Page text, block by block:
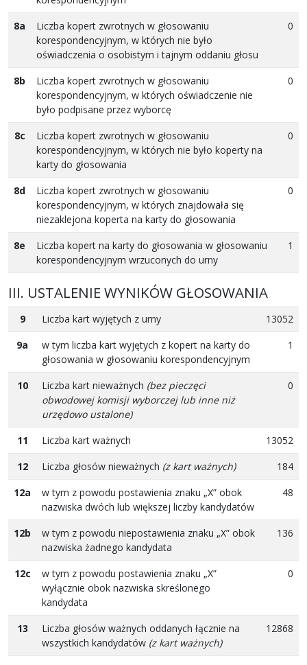
8a
Liczba kopert zwrotnych w głosowaniu
korespondencyjnym, w których nie było
oświadczenia o osobistym i tajnym oddaniu głosu
0
8b
Liczba kopert zwrotnych w głosowaniu
korespondencyjnym, w których oświadczenie nie
było podpisane przez wyborcę
0
8c
Liczba kopert zwrotnych w głosowaniu
korespondencyjnym, w których nie było koperty na
karty do głosowania
0
8d
Liczba kopert zwrotnych w głosowaniu
korespondencyjnym, w których znajdowała się
niezaklejona koperta na karty do głosowania
0
8e
Liczba kopert na karty do głosowania w głosowaniu
korespondencyjnym wrzuconych do urny
1
III. USTALENIE WYNIKÓW GŁOSOWANIA
9 Liczba kart wyjętych z urny
13052
9a
w tym liczba kart wyjętych z kopert na karty do
głosowania w głosowaniu korespondencyjnym
1
10 Liczba kart nieważnych (bez pieczęci
obwodowej komisji wyborczej lub inne niż
urzędowo ustalone)
0
11 Liczba kart ważnych
13052
12
Liczba głosów nieważnych (z kart ważnych)
184
12a
w tym z powodu postawienia znaku „X” obok
nazwiska dwóch lub większej liczby kandydatów
48
12b
w tym z powodu niepostawienia znaku „X” obok
nazwiska żadnego kandydata
136
12c
w tym z powodu postawienia znaku „X”
wyłącznie obok nazwiska skreślonego
kandydata
0
13
Liczba głosów ważnych oddanych łącznie na
wszystkich kandydatów (z kart ważnych)
12868